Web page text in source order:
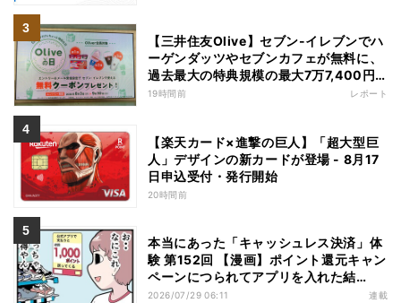
【三井住友Olive】セブン-イレブンでハ
ーゲンダッツやセブンカフェが無料に、
過去最大の特典規模の最大7万7,400円
相当がもらえるキャンペーンも - 夏休み
19時間前 レポート
【楽天カード×進撃の巨人】「超大型巨
人」デザインの新カードが登場 - 8月17
日申込受付・発行開始
20時間前
本当にあった「キャッシュレス決済」体
験 第152回 【漫画】ポイント還元キャン
ペーンにつられてアプリを入れた結
果……お得を逃したまさかの理由
2026/07/29 06:11 連載